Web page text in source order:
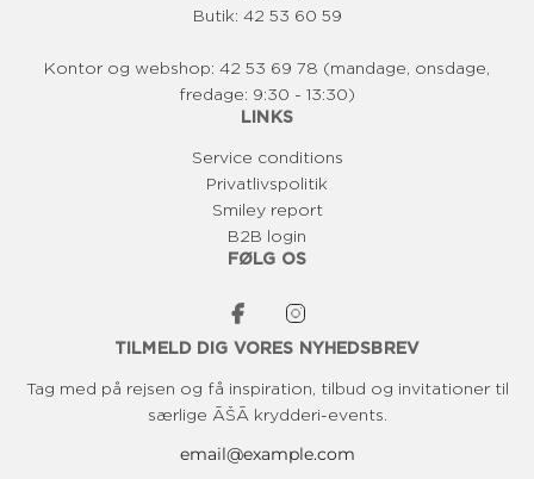
Butik: 42 53 60 59
Kontor og webshop: 42 53 69 78 (mandage, onsdage,
fredage: 9:30 - 13:30)
LINKS
Service conditions
Privatlivspolitik
Smiley report
B2B login
FØLG OS
TILMELD DIG VORES NYHEDSBREV
Tag med på rejsen og få inspiration, tilbud og invitationer til
særlige ĀŠĀ krydderi-events.